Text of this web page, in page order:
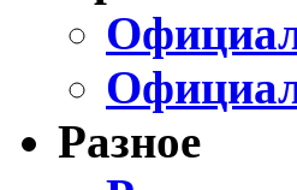
Разное